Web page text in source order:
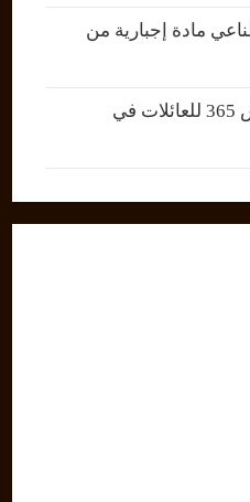
مادة إجبارية من
أفضل عروض تفعيل أوفيس 365 للعائلات في